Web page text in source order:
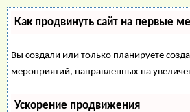
Как продвинуть сайт на первые
Вы создали или только планируете
мероприятий, направленных на
Ускорение продвижения